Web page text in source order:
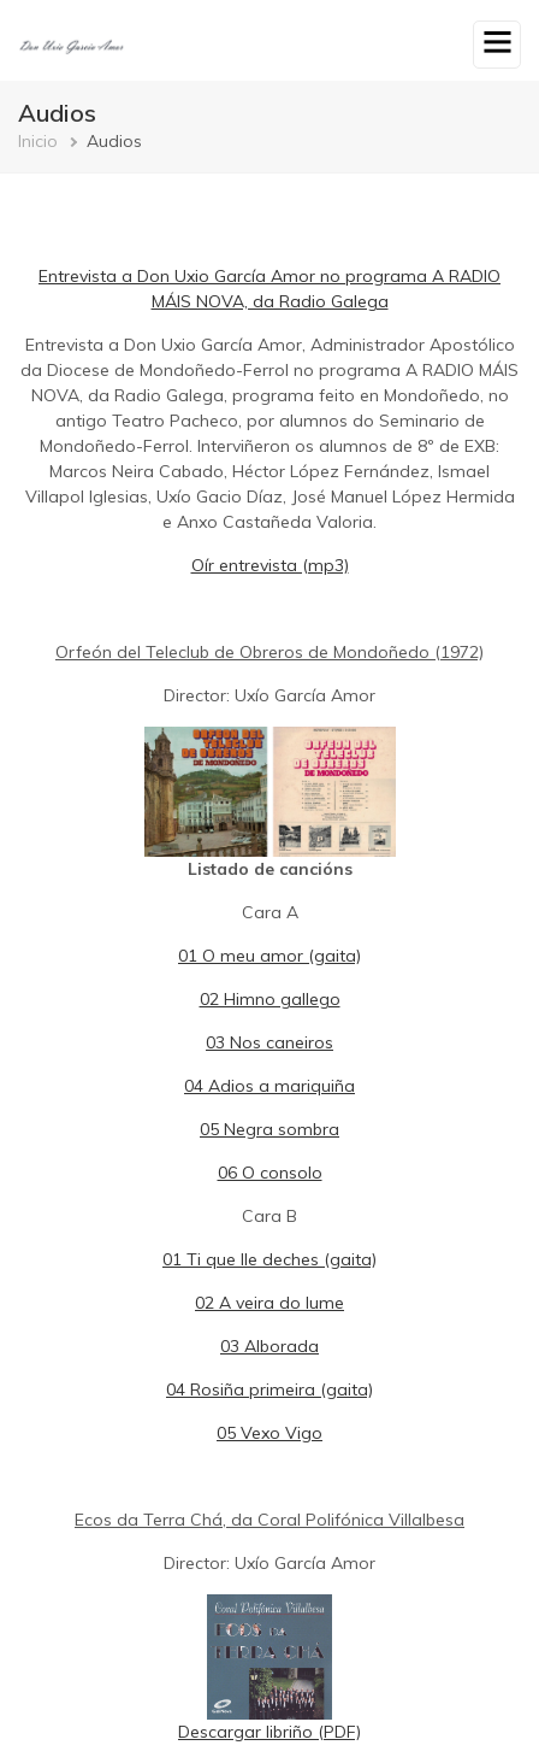
Audios
Breadcrumb
Inicio Audios
Entrevista a Don Uxio García Amor no programa A RADIO
MÁIS NOVA, da Radio Galega
Entrevista a Don Uxio García Amor, Administrador Apostólico
da Diocese de Mondoñedo-Ferrol no programa A RADIO MÁIS
NOVA, da Radio Galega, programa feito en Mondoñedo, no
antigo Teatro Pacheco, por alumnos do Seminario de
Mondoñedo-Ferrol. Interviñeron os alumnos de 8º de EXB:
Marcos Neira Cabado, Héctor López Fernández, Ismael
Villapol Iglesias, Uxío Gacio Díaz, José Manuel López Hermida
e Anxo Castañeda Valoria.
Oír entrevista (mp3)
Orfeón del Teleclub de Obreros de Mondoñedo (1972)
Director: Uxío García Amor
Listado de cancións
Cara A
01 O meu amor (gaita)
02 Himno gallego
03 Nos caneiros
04 Adios a mariquiña
05 Negra sombra
06 O consolo
Cara B
01 Ti que lle deches (gaita)
02 A veira do lume
03 Alborada
04 Rosiña primeira (gaita)
05 Vexo Vigo
Ecos da Terra Chá, da Coral Polifónica Villalbesa
Director: Uxío García Amor
Descargar libriño (PDF)